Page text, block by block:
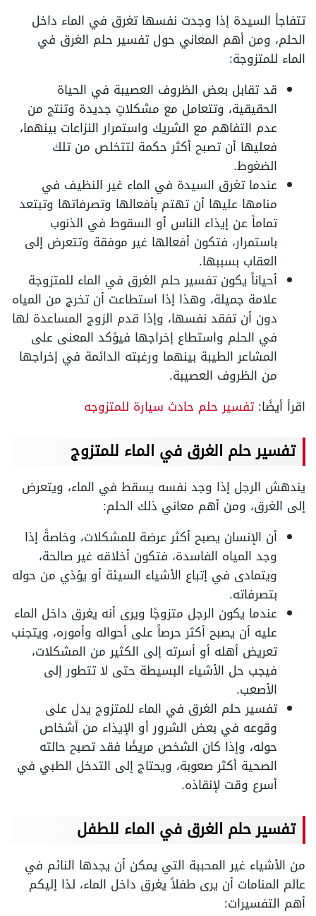
تتفاجأ السيدة إذا وجدت نفسها تغرق في الماء داخل
الحلم، ومن أهم المعاني حول تفسير حلم الغرق في
الماء للمتزوجة:
قد تقابل بعض الظروف العصيبة في الحياة
الحقيقية، وتتعامل مع مشكلاتٍ جديدة وتنتج من
عدم التفاهم مع الشريك واستمرار النزاعات بينهما،
فعليها أن تصبح أكثر حكمة لتتخلص من تلك
الضغوط.
عندما تغرق السيدة في الماء غير النظيف في
منامها عليها أن تهتم بأفعالها وتصرفاتها وتبتعد
تماماً عن إيذاء الناس أو السقوط في الذنوب
باستمرار، فتكون أفعالها غير موفقة وتتعرض إلى
العقاب بسببها.
أحياناً يكون تفسير حلم الغرق في الماء للمتزوجة
علامة جميلة، وهذا إذا استطاعت أن تخرج من المياه
دون أن تفقد نفسها، وإذا قدم الزوج المساعدة لها
في الحلم واستطاع إخراجها فيؤكد المعنى على
المشاعر الطيبة بينهما ورغبته الدائمة في إخراجها
من الظروف العصيبة.
اقرأ أيضًا:تفسير حلم حادث سيارة للمتزوجه
تفسير حلم الغرق في الماء للمتزوج
يندهش الرجل إذا وجد نفسه يسقط في الماء، ويتعرض
إلى الغرق، ومن أهم معاني ذلك الحلم:
أن الإنسان يصبح أكثر عرضة للمشكلات، وخاصةً إذا
وجد المياه الفاسدة، فتكون أخلاقه غير صالحة،
ويتمادى في إتباع الأشياء السيئة أو يؤذي من حوله
بتصرفاته.
عندما يكون الرجل متزوجًا ويرى أنه يغرق داخل الماء
عليه أن يصبح أكثر حرصاً على أحواله وأموره، ويتجنب
تعريض أهله أو أسرته إلى الكثير من المشكلات،
فيجب حل الأشياء البسيطة حتى لا تتطور إلى
الأصعب.
تفسير حلم الغرق في الماء للمتزوج يدل على
وقوعه في بعض الشرور أو الإيذاء من أشخاص
حوله، وإذا كان الشخص مريضًا فقد تصبح حالته
الصحية أكثر صعوبة، ويحتاج إلى التدخل الطبي في
أسرع وقت لإنقاذه.
تفسير حلم الغرق في الماء للطفل
من الأشياء غير المحببة التي يمكن أن يجدها النائم في
عالم المنامات أن يرى طفلاً يغرق داخل الماء، لذا إليكم
أهم التفسيرات: